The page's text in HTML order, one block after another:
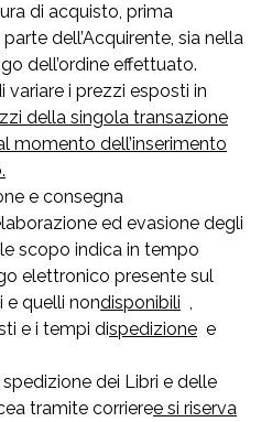
di acquisto, prima
dell’Acquirente, sia nella
dell’ordine effettuato.
variare i prezzi esposti in
della singola transazione
momento dell’inserimento
e consegna
ed evasione degli
scopo indica in tempo
elettronico presente sul
e quelli nondisponibili ,
e i tempi dispedizione e
dei Libri e delle
tramite corrieree si riserva